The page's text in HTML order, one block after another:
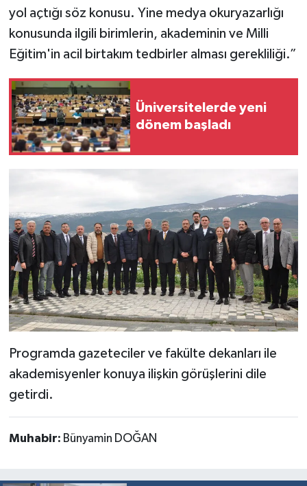
yol açtığı söz konusu. Yine medya okuryazarlığı
konusunda ilgili birimlerin, akademinin ve Milli
Eğitim'in acil birtakım tedbirler alması gerekliliği.”
Üniversitelerde yeni
dönem başladı
Programda gazeteciler ve fakülte dekanları ile
akademisyenler konuya ilişkin görüşlerini dile
getirdi.
Muhabir: Bünyamin DOĞAN